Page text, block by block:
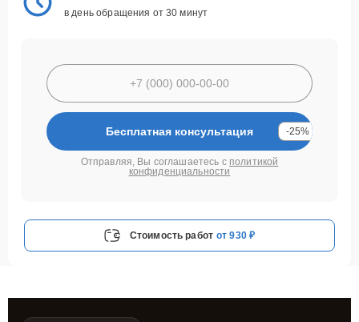
в день обращения от 30 минут
Бесплатная консультация -25%
Отправляя, Вы соглашаетесь с политикой
конфиденциальности
Стоимость работ от 930 ₽